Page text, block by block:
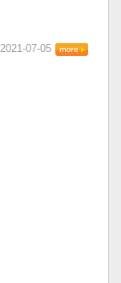
2021-07-05